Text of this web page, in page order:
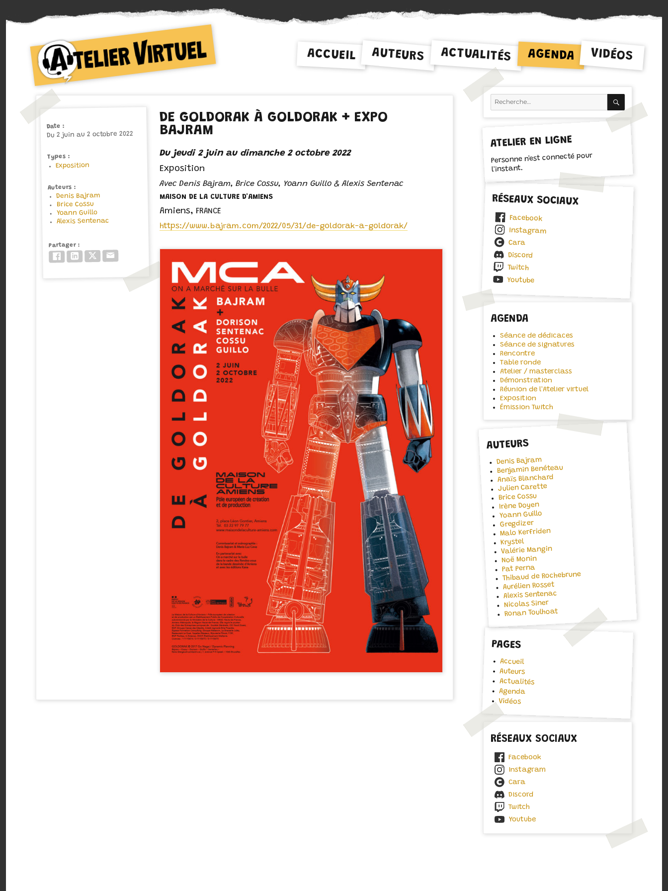
Atelier Virtuel
Collectif d'auteurs de Bande dessinée
ACCUEIL AUTEURS ACTUALITÉS AGENDA VIDÉOS
DE GOLDORAK À GOLDORAK + EXPO
BAJRAM
Du jeudi 2 juin au dimanche 2 octobre 2022
Exposition
Avec Denis Bajram, Brice Cossu, Yoann Guillo & Alexis Sentenac
MAISON DE LA CULTURE D'AMIENS
Amiens, FRANCE
https://www.bajram.com/2022/05/31/de-goldorak-a-goldorak/
Date
Du 2 juin au 2 octobre 2022
Types
Exposition
Auteurs
Denis Bajram
Brice Cossu
Yoann Guillo
Alexis Sentenac
Partager
FacebookLinkedInTwitter/X
Recherche
ATELIER EN LIGNE
Personne n'est connecté pour
l'instant.
RÉSEAUX SOCIAUX
Facebook
Instagram
Cara
Discord
Twitch
Youtube
AGENDA
Séance de dédicaces
Séance de signatures
Rencontre
Table ronde
Atelier / masterclass
Démonstration
Réunion de l'Atelier virtuel
Exposition
Émission Twitch
AUTEURS
Denis Bajram
Benjamin Benéteau
Anaïs Blanchard
Julien Carette
Brice Cossu
Irène Doyen
Yoann Guillo
Gregdizer
Malo Kerfriden
Krystel
Valérie Mangin
Noë Monin
Pat Perna
Thibaud de Rochebrune
Aurélien Rosset
Alexis Sentenac
Nicolas Siner
Ronan Toulhoat
PAGES
Accueil
Auteurs
Actualités
Agenda
Vidéos
RÉSEAUX SOCIAUX
Facebook
Instagram
Cara
Discord
Twitch
Youtube